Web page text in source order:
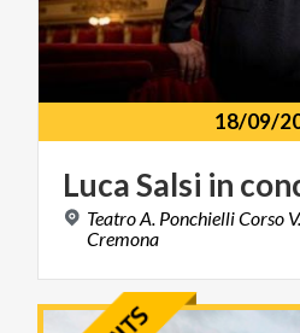
18/09/
LucaSalsi in
Teatro A. Ponchielli Corso
Cremona